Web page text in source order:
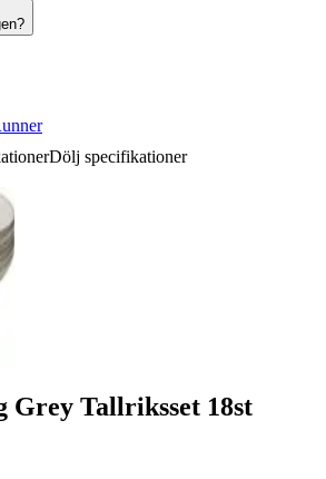
Dölj specifikationer
Grey Tallriksset 18st